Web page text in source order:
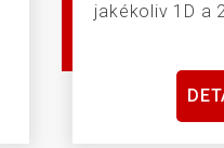
jakékoliv 1D a